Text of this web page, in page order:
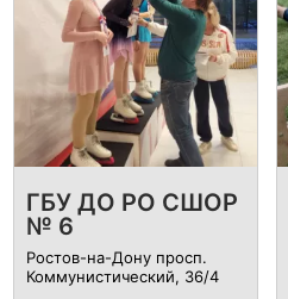
ГБУ ДО РО СШОР
№ 6
Ростов-на-Дону просп.
Коммунистический, 36/4